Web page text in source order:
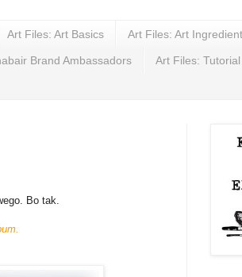
Art Files: Art Basics Art Files: Art
Brand Ambassadors Art Files:
Bo tak.